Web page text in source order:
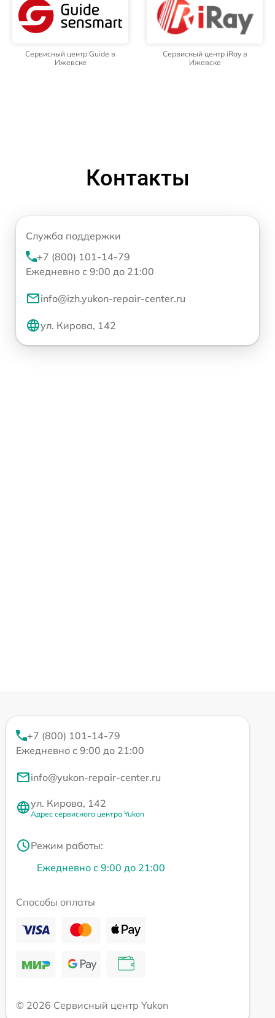
Сервисный центр Guide в
Ижевске
Сервисный центр iRay в
Ижевске
Контакты
Служба поддержки
+7 (800) 101-14-79
Ежедневно с 9:00 до 21:00
info@izh.yukon-repair-center.ru
ул. Кирова, 142
+7 (800) 101-14-79
Ежедневно с 9:00 до 21:00
info@yukon-repair-center.ru
ул. Кирова, 142
Адрес сервисного центра Yukon
Режим работы:
Ежедневно с 9:00 до 21:00
Способы оплаты
© 2026 Сервисный центр Yukon